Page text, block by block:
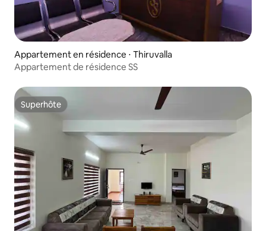
Appartement en résidence ⋅ Thiruvalla
Appartement de résidence SS
Superhôte
Superhôte